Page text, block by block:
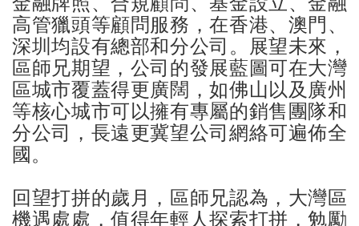
高管獵頭等顧問服務，在香港、澳門、
深圳均設有總部和分公司。展望未來，
區師兄期望，公司的發展藍圖可在大灣
區城市覆蓋得更廣闊，如佛山以及廣州
等核心城市可以擁有專屬的銷售團隊和
分公司，長遠更冀望公司網絡可遍佈全
國。
回望打拼的歲月，區師兄認為，大灣區
機遇處處，值得年輕人探索打拼，勉勵